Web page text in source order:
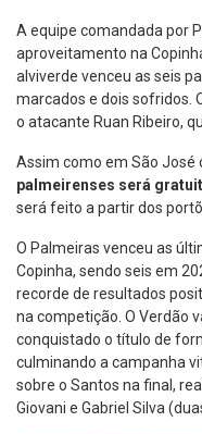
A equipe comandada por
aproveitamento na
alviverde venceu as seis
marcados e dois sofridos.
o atacante Ruan Ribeiro,
Assim como em São José
palmeirenses será
será feito a partir dos
O Palmeiras venceu as
Copinha, sendo seis em
recorde de resultados
na competição. O Verdão
conquistado o título de
culminando a campanha
sobre o Santos na final,
Giovani e Gabriel Silva